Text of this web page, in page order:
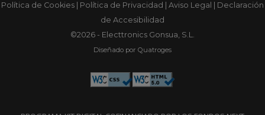
Política de Cookies Política de Privacidad Aviso Legal
Declaración
de Accesibilidad
©2026 - Electtronics Gonsua, S.L.
Diseñado por Quatroges